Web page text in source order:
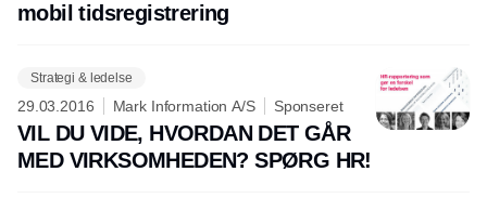
mobil tidsregistrering
Strategi & ledelse
29.03.2016 Mark Information A/S Sponseret
VIL DU VIDE, HVORDAN DET GÅR
MED VIRKSOMHEDEN? SPØRG HR!